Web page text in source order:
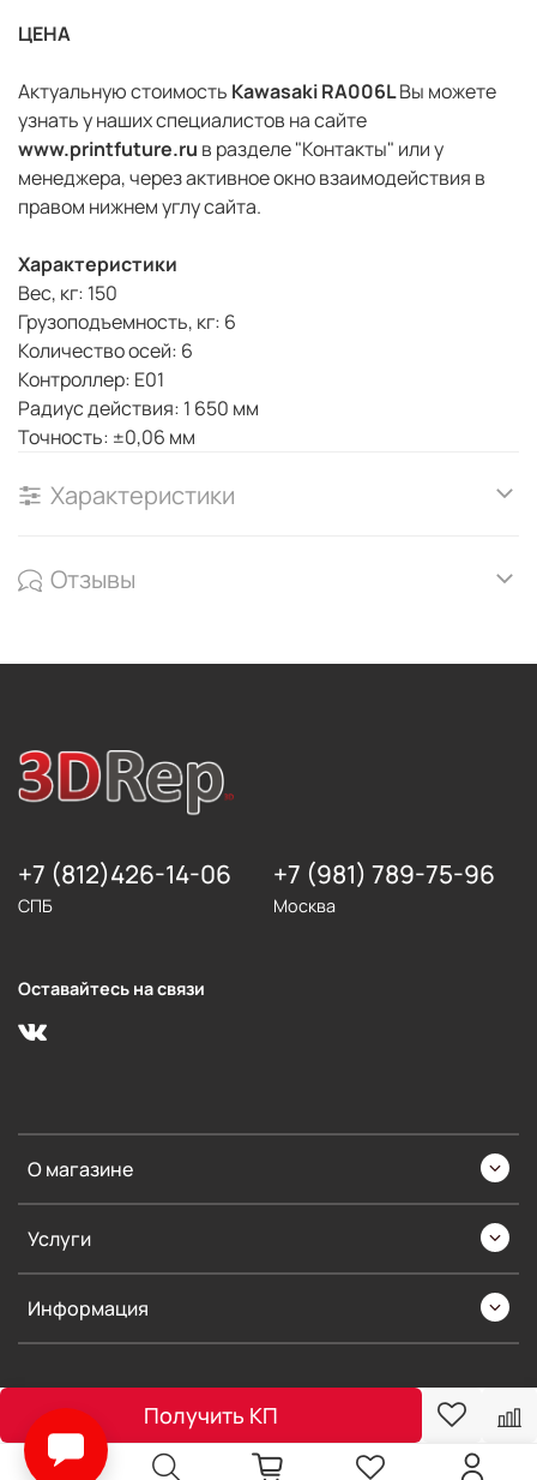
Получить КП
ЦЕНА
Актуальную стоимость Kawasaki RA006LВы можете
узнать у наших специалистов на сайте
www.printfuture.ru в разделе "Контакты" или у
менеджера, через активное окно взаимодействия в
правом нижнем углу сайта.
Характеристики
Вес, кг: 150
Грузоподъемность, кг: 6
Количество осей: 6
Контроллер: E01
Радиус действия: 1 650 мм
Точность: ±0,06 мм
Характеристики
Отзывы
О магазине
Услуги
Информация
+7 (812)426-14-06
СПБ
+7 (981) 789-75-96
Москва
Оставайтесь на связи